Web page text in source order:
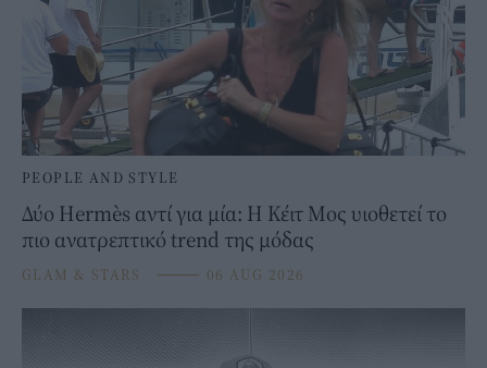
PEOPLE AND STYLE
Δύο Hermès αντί για μία: Η Κέιτ Μος υιοθετεί το
πιο ανατρεπτικό trend της μόδας
GLAM & STARS ⸻ 06 AUG 2026